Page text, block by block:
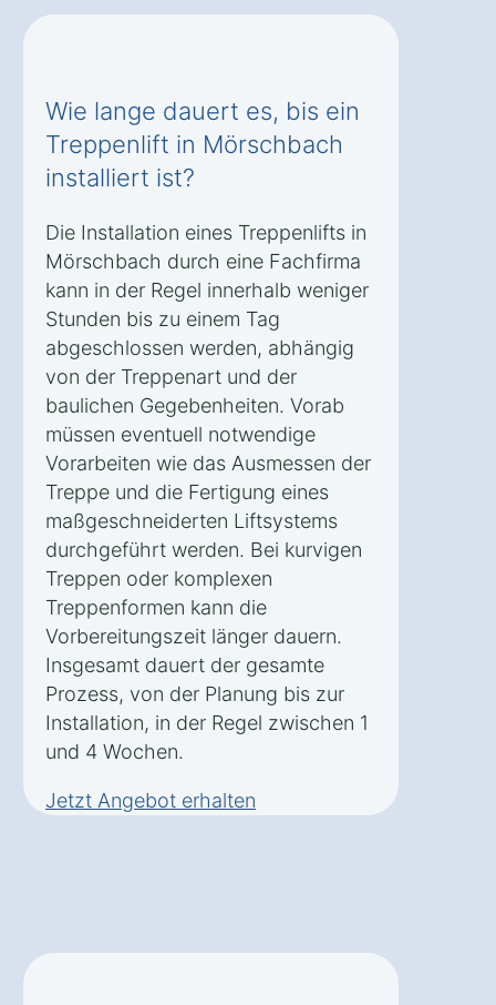
Wie lange dauert es, bis ein
Treppenlift in Mörschbach
installiert ist?
Die Installation eines Treppenlifts in
Mörschbach durch eine Fachfirma
kann in der Regel innerhalb weniger
Stunden bis zu einem Tag
abgeschlossen werden, abhängig
von der Treppenart und der
baulichen Gegebenheiten. Vorab
müssen eventuell notwendige
Vorarbeiten wie das Ausmessen der
Treppe und die Fertigung eines
maßgeschneiderten Liftsystems
durchgeführt werden. Bei kurvigen
Treppen oder komplexen
Treppenformen kann die
Vorbereitungszeit länger dauern.
Insgesamt dauert der gesamte
Prozess, von der Planung bis zur
Installation, in der Regel zwischen 1
und 4 Wochen.
Jetzt Angebot erhalten